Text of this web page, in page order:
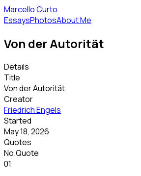
Marcello Curto
EssaysPhotosAbout Me
Von der Autorität
Details
Title
Von der Autorität
Creator
Friedrich Engels
Started
May 18, 2026
Quotes
No.Quote
01